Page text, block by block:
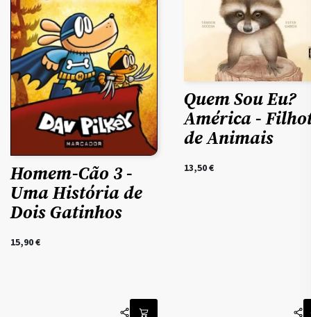
Homem-Cão 3 -
Uma História de
Dois Gatinhos
15,90€
Quem Sou Eu?
América -
de Animais
13,50€